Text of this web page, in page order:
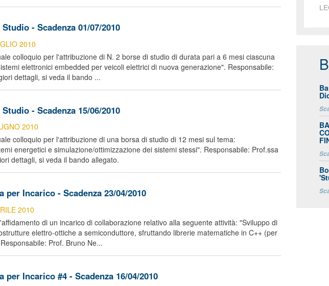
- Scadenza 01/07/2010
2010
colloquio per l'attribuzione di N. 2 borse di studio di durata pari a 6 mesi ciascuna
elettronici embedded per veicoli elettrici di nuova generazione". Responsabile:
dettagli, si veda il bando ...
- Scadenza 15/06/2010
2010
colloquio per l'attribuzione di una borsa di studio di 12 mesi sul tema:
energetici e simulazione/ottimizzazione dei sistemi stessi". Responsabile: Prof.ssa
dettagli, si veda il bando allegato.
per Incarico - Scadenza 23/04/2010
2010
di un incarico di collaborazione relativo alla seguente attività: "Sviluppo di
elettro-ottiche a semiconduttore, sfruttando librerie matematiche in C++ (per
Prof. Bruno Ne...
per Incarico #4 - Scadenza 16/04/2010